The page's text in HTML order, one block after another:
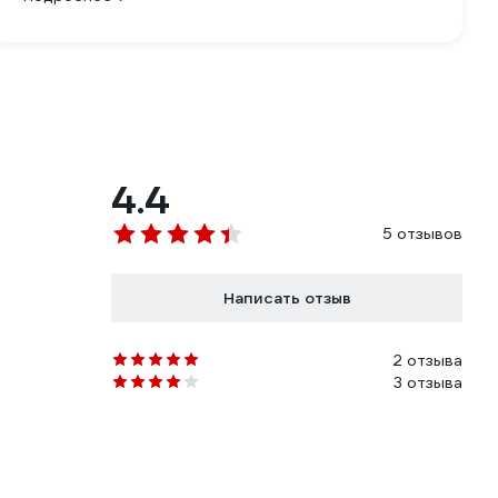
4.4
5 отзывов
Написать отзыв
2 отзыва
3 отзыва